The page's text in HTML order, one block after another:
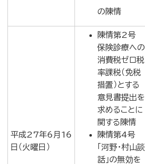
の陳情
平成27年6月16
日（火曜日）
陳情第2号
保険診療への
消費税ゼロ税
率課税（免税
措置）とする
意見書提出を
求めることに
関する陳情
陳情第4号
「河野・村山談
話」の無効を